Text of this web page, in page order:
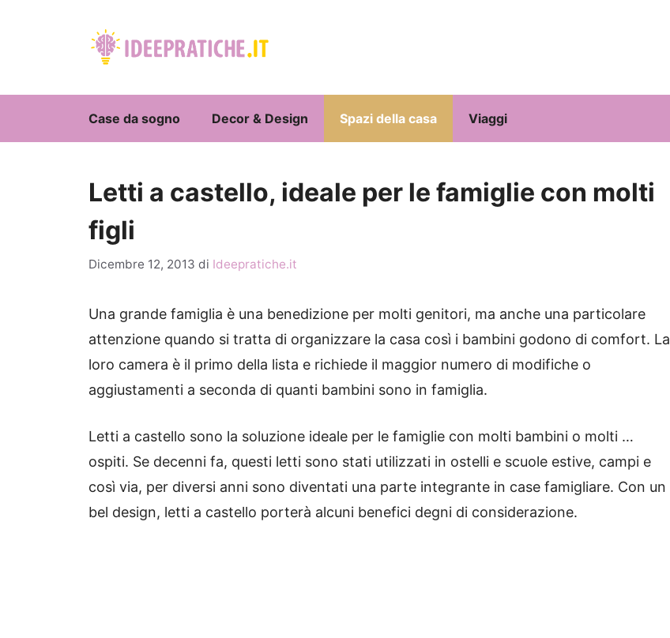
Case da sogno Decor & Design Spazi della casa Viaggi
Letti a castello, ideale per le famiglie con molti
figli
Dicembre 12, 2013 di Ideepratiche.it
Una grande famiglia è una benedizione per molti genitori, ma anche una particolare
attenzione quando si tratta di organizzare la casa così i bambini godono di comfort. La
loro camera è il primo della lista e richiede il maggior numero di modifiche o
aggiustamenti a seconda di quanti bambini sono in famiglia.
Letti a castello sono la soluzione ideale per le famiglie con molti bambini o molti …
ospiti. Se decenni fa, questi letti sono stati utilizzati in ostelli e scuole estive, campi e
così via, per diversi anni sono diventati una parte integrante in case famigliare. Con un
bel design, letti a castello porterà alcuni benefici degni di considerazione.